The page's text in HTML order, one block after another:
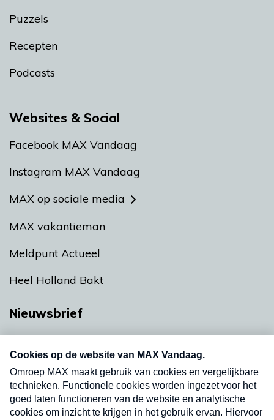
Puzzels
Recepten
Podcasts
Websites & Social
Facebook MAX Vandaag
Instagram MAX Vandaag
MAX op sociale media
MAX vakantieman
Meldpunt Actueel
Heel Holland Bakt
Nieuwsbrief
nieuwsbrief. Elke vrijdag- en dinsdagochtend in
uw mailbox.
Verzend